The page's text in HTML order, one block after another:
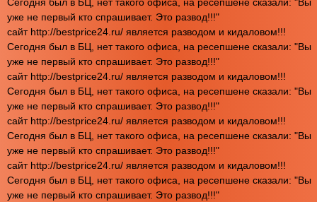
уже не первый кто спрашивает. Это развод!!!"
сайт http://bestprice24.ru/ является разводом и кидаловом!!!
Сегодня был в БЦ, нет такого офиса, на ресепшене сказали: "Вы
уже не первый кто спрашивает. Это развод!!!"
сайт http://bestprice24.ru/ является разводом и кидаловом!!!
Сегодня был в БЦ, нет такого офиса, на ресепшене сказали: "Вы
уже не первый кто спрашивает. Это развод!!!"
сайт http://bestprice24.ru/ является разводом и кидаловом!!!
Сегодня был в БЦ, нет такого офиса, на ресепшене сказали: "Вы
уже не первый кто спрашивает. Это развод!!!"
сайт http://bestprice24.ru/ является разводом и кидаловом!!!
Сегодня был в БЦ, нет такого офиса, на ресепшене сказали: "Вы
уже не первый кто спрашивает. Это развод!!!"